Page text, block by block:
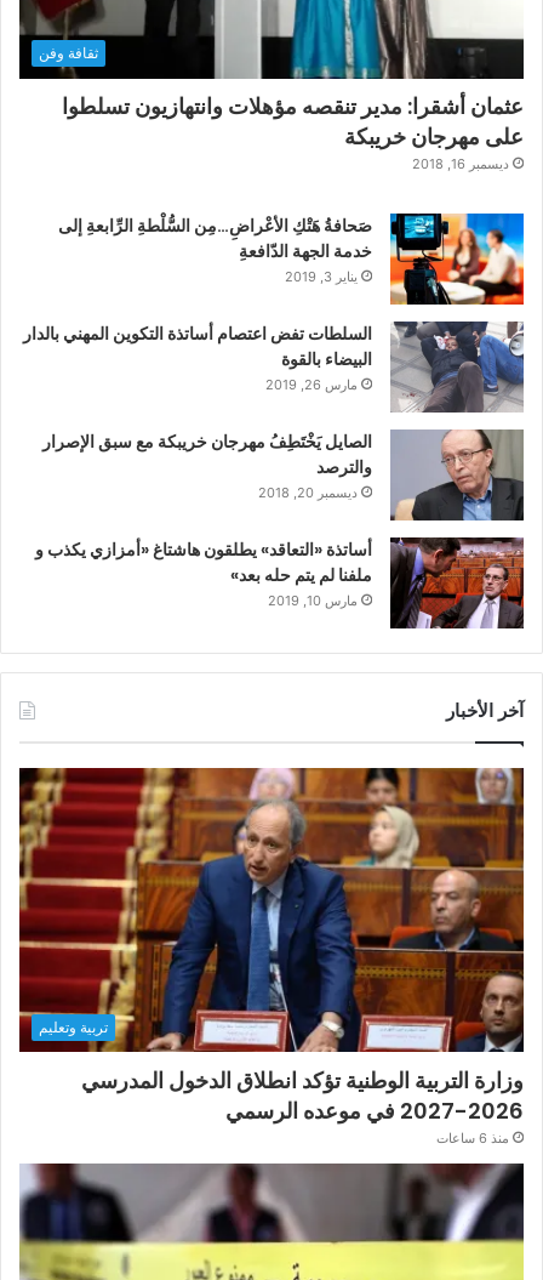
ثقافة وفن
عثمان أشقرا: مدير تنقصه مؤهلات وانتهازيون تسلطوا
على مهرجان خريبكة
ديسمبر 16, 2018
صَحافةُ هَتْكِ الأعْراضِ…مِن السُّلْطةِ الرِّابعةِ إلى
خدمة الجهة الدّافعةِ
يناير 3, 2019
السلطات تفض اعتصام أساتذة التكوين المهني بالدار
البيضاء بالقوة
مارس 26, 2019
الصايل يَخْتَطِفُ مهرجان خريبكة مع سبق الإصرار
والترصد
ديسمبر 20, 2018
أساتذة «التعاقد» يطلقون هاشتاغ «أمزازي يكذب و
ملفنا لم يتم حله بعد»
مارس 10, 2019
آخر الأخبار
تربية وتعليم
وزارة التربية الوطنية تؤكد انطلاق الدخول المدرسي
2026-2027 في موعده الرسمي
منذ 6 ساعات